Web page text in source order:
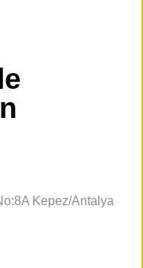
Kepez/Antalya